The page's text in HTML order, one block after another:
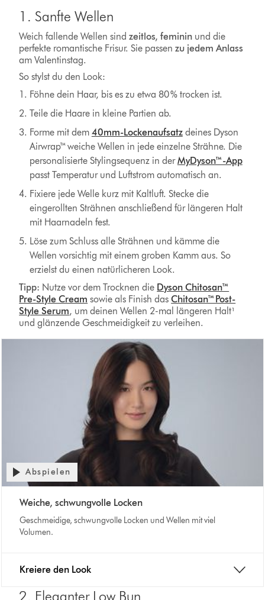
1. Sanfte Wellen
Weich fallende Wellen sindzeitlos, feminin und die
perfekte romantische Frisur. Sie passenzu jedem Anlass
am Valentinstag.
So stylst du den Look:
Föhne dein Haar, bis es zu etwa 80 % trocken ist.
Teile die Haare in kleine Partien ab.
Forme mit dem 40mm-Lockenaufsatzdeines Dyson
Airwrap™ weiche Wellen in jede einzelne Strähne. Die
personalisierte Stylingsequenz in derMyDyson™-App
passt Temperatur und Luftstrom automatisch an.
Fixiere jede Welle kurz mit Kaltluft. Stecke die
eingerollten Strähnen anschließend für längeren Halt
mit Haarnadeln fest.
Löse zum Schluss alle Strähnen und kämme die
Wellen vorsichtig mit einem groben Kamm aus. So
erzielst du einen natürlicheren Look.
Tipp: Nutze vor dem Trocknen die Dyson Chitosan™
Pre-Style Cream sowie als Finish dasChitosan™ Post-
Style Serum, um deinen Wellen 2-mal längeren Halt¹
und glänzende Geschmeidigkeit zu verleihen.
Abspielen
Weiche, schwungvolle Locken
Geschmeidige, schwungvolle Locken und Wellen mit viel
Volumen.
Kreiere den Look
2. Eleganter Low Bun